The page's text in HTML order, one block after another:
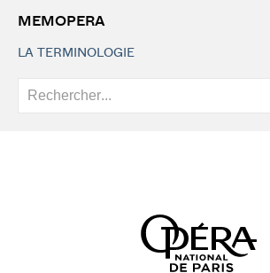
MEMOPERA
LA TERMINOLOGIE